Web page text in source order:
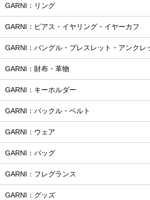
GARNI：リング
GARNI：ピアス・イヤリング・イヤーカフ
GARNI：バングル・ブレスレット・アンクレ
GARNI：財布・革物
GARNI：キーホルダー
GARNI：バックル・ベルト
GARNI：ウェア
GARNI：バッグ
GARNI：フレグランス
GARNI：グッズ